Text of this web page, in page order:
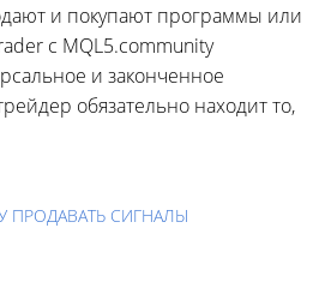
и покупают программы или
с MQL5.community
и законченное
обязательно находит то,
ПРОДАВАТЬ СИГНАЛЫ